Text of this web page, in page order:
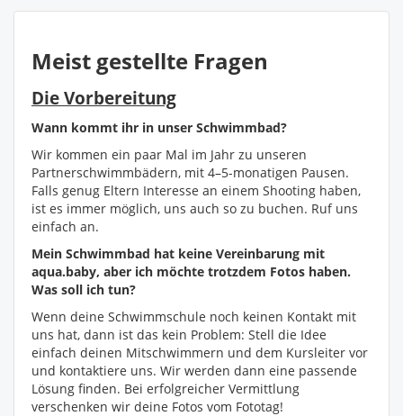
Meist gestellte Fragen
Die Vorbereitung
Wann kommt ihr in unser Schwimmbad?
Wir kommen ein paar Mal im Jahr zu unseren
Partnerschwimmbädern, mit 4–5-monatigen Pausen.
Falls genug Eltern Interesse an einem Shooting haben,
ist es immer möglich, uns auch so zu buchen. Ruf uns
einfach an.
Mein Schwimmbad hat keine Vereinbarung mit
aqua.baby, aber ich möchte trotzdem Fotos haben.
Was soll ich tun?
Wenn deine Schwimmschule noch keinen Kontakt mit
uns hat, dann ist das kein Problem: Stell die Idee
einfach deinen Mitschwimmern und dem Kursleiter vor
und kontaktiere uns. Wir werden dann eine passende
Lösung finden. Bei erfolgreicher Vermittlung
verschenken wir deine Fotos vom Fototag!